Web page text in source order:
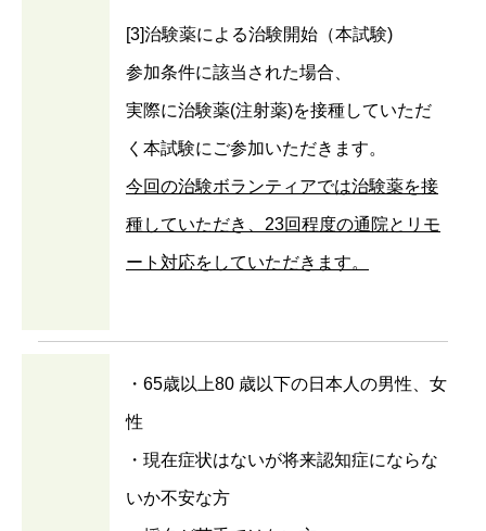
[3]治験薬による治験開始（本試験)
参加条件に該当された場合、
実際に治験薬(注射薬)を接種していただ
く本試験にご参加いただきます。
今回の治験ボランティアでは治験薬を接
種していただき、23回程度の通院とリモ
ート対応をしていただきます。
・65歳以上80 歳以下の日本人の男性、女
性
・現在症状はないが将来認知症にならな
いか不安な方